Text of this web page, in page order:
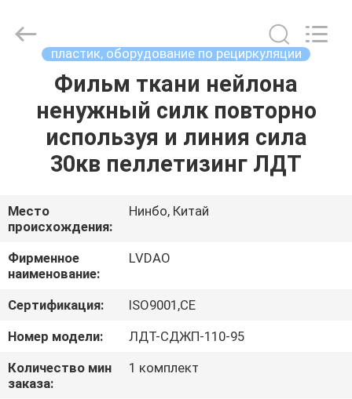
ПРОДУКТЫ
НАС
ПУТЕШЕСТВИЕ
ФАБРИКИ
ПРОВЕРКА
КАЧЕСТВА
TRADE
CO.,LTD..
пластик, оборудование по рециркуляции
Фильм ткани нейлона
ненужный силк повторно
используя и линия сила
30кв пеллетизинг ЛДТ
Место
происхождения:
Нинбо, Китай
Фирменное
наименование:
LVDAO
Сертификация:
ISO9001,CE
Номер модели:
ЛДТ-СДЖП-110-95
Количество мин
заказа:
1 комплект